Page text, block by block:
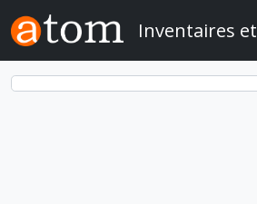
Skip to main content
Inventaires